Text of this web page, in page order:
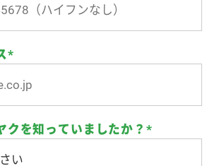
*
クを知っていましたか？ *